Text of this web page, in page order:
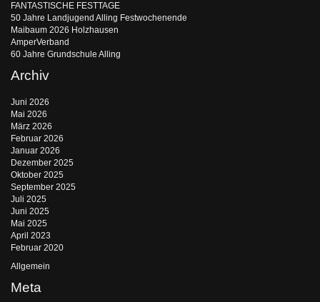
FANTASTISCHE FESTTAGE
50 Jahre Landjugend Alling Festwochenende
Maibaum 2026 Holzhausen
AmperVerband
60 Jahre Grundschule Alling
Archiv
Juni 2026
Mai 2026
März 2026
Februar 2026
Januar 2026
Dezember 2025
Oktober 2025
September 2025
Juli 2025
Juni 2025
Mai 2025
April 2023
Februar 2020
Allgemein
Meta